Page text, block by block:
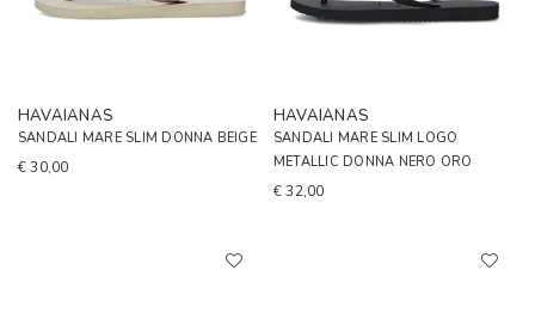
HAVAIANAS
SANDALI MARE SLIM DONNA BEIGE
€ 30,00
HAVAIANAS
SANDALI MARE SLIM LOGO
METALLIC DONNA NERO ORO
€ 32,00